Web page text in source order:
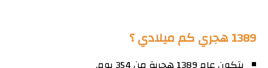
1389 هجري كم ميلادي ؟